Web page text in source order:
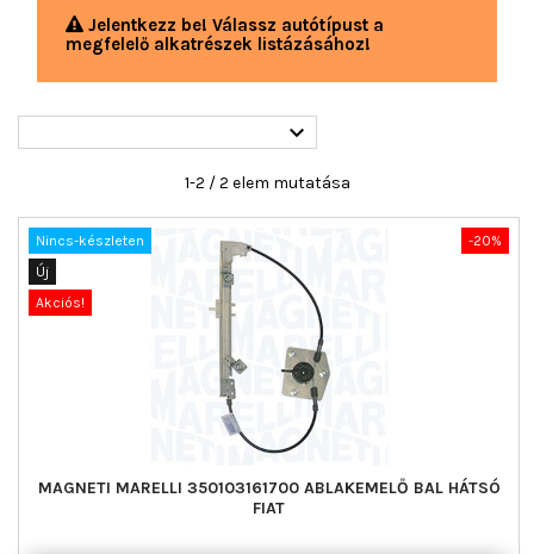
Jelentkezz be! Válassz autótípust a
megfelelő alkatrészek listázásához!

1-2 / 2 elem mutatása
-20%
Nincs-készleten
Új
Akciós!
MAGNETI MARELLI 350103161700 ABLAKEMELŐ BAL HÁTSÓ
FIAT